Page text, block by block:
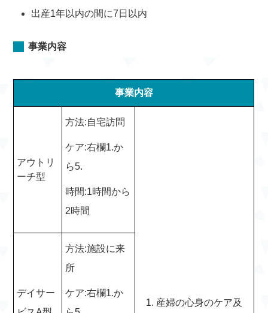
出産1年以内の間に7日以内
事業内容
事業内容
アウトリ
ーチ型
方法:自宅訪問
ケア:右欄1.か
ら5.
時間:1時間から
2時間
産婦の心身のケア及
デイサー
方法:施設に来
所
ケア:右欄1.か